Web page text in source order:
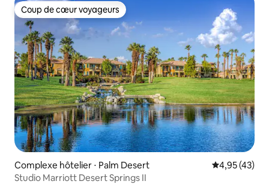
Coup de cœur voyageurs
Coup de cœur voyageurs
Complexe hôtelier ⋅ Palm Desert Évaluation
4,95 (43)
Studio Marriott Desert Springs II